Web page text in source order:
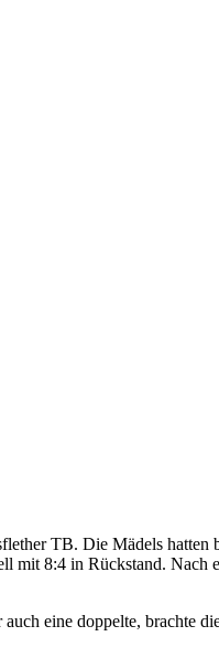
TB. Die Mädels hatten
mit 8:4 in Rückstand. Nach
eine doppelte, brachte